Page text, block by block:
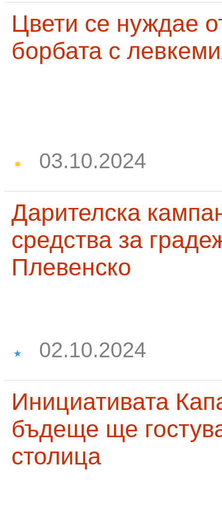
Цвети се нуждае
борбата с
03.10.2024
Дарителска
средства за
Плевенско
02.10.2024
Инициативата
бъдеще ще
столица